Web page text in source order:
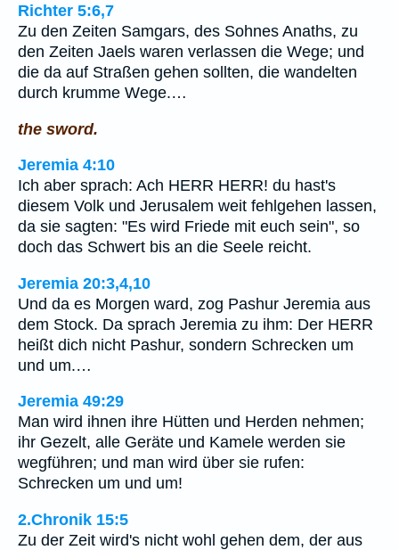
Richter 5:6,7
Zu den Zeiten Samgars, des Sohnes Anaths, zu
den Zeiten Jaels waren verlassen die Wege; und
die da auf Straßen gehen sollten, die wandelten
durch krumme Wege.…
the sword.
Jeremia 4:10
Ich aber sprach: Ach HERR HERR! du hast's
diesem Volk und Jerusalem weit fehlgehen lassen,
da sie sagten: "Es wird Friede mit euch sein", so
doch das Schwert bis an die Seele reicht.
Jeremia 20:3,4,10
Und da es Morgen ward, zog Pashur Jeremia aus
dem Stock. Da sprach Jeremia zu ihm: Der HERR
heißt dich nicht Pashur, sondern Schrecken um
und um.…
Jeremia 49:29
Man wird ihnen ihre Hütten und Herden nehmen;
ihr Gezelt, alle Geräte und Kamele werden sie
wegführen; und man wird über sie rufen:
Schrecken um und um!
2.Chronik 15:5
Zu der Zeit wird's nicht wohl gehen dem, der aus